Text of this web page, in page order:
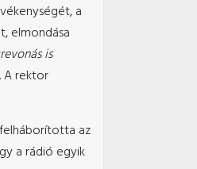
a
elmondása
is
A rektor
az
a rádió egyik